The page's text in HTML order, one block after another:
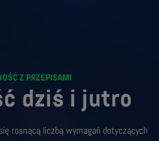
Z PRZEPISAMI
dziś i jutro
rosnącą liczbą wymagań dotyczących